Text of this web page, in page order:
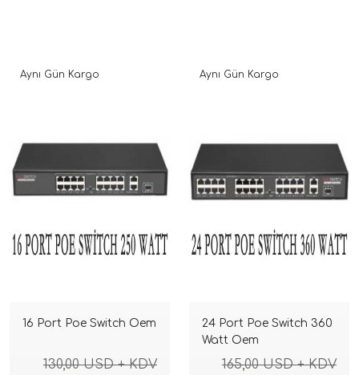
16 Port Poe Switch Oem
130,00 USD + KDV
Aynı Gün Kargo
24 Port Poe Switch 360
Watt Oem
165,00 USD + KDV
Aynı Gün Kargo